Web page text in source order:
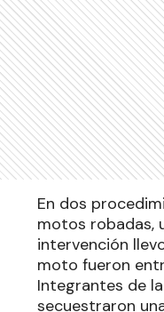
En dos
motos robadas,
intervención
moto fueron
Integrantes de
secuestraron